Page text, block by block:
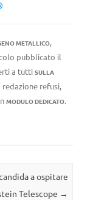
METALLICO,
pubblicato il
a tuttiSULLA
refusi,
MODULO DEDICATO.
a ospitare
Telescope →